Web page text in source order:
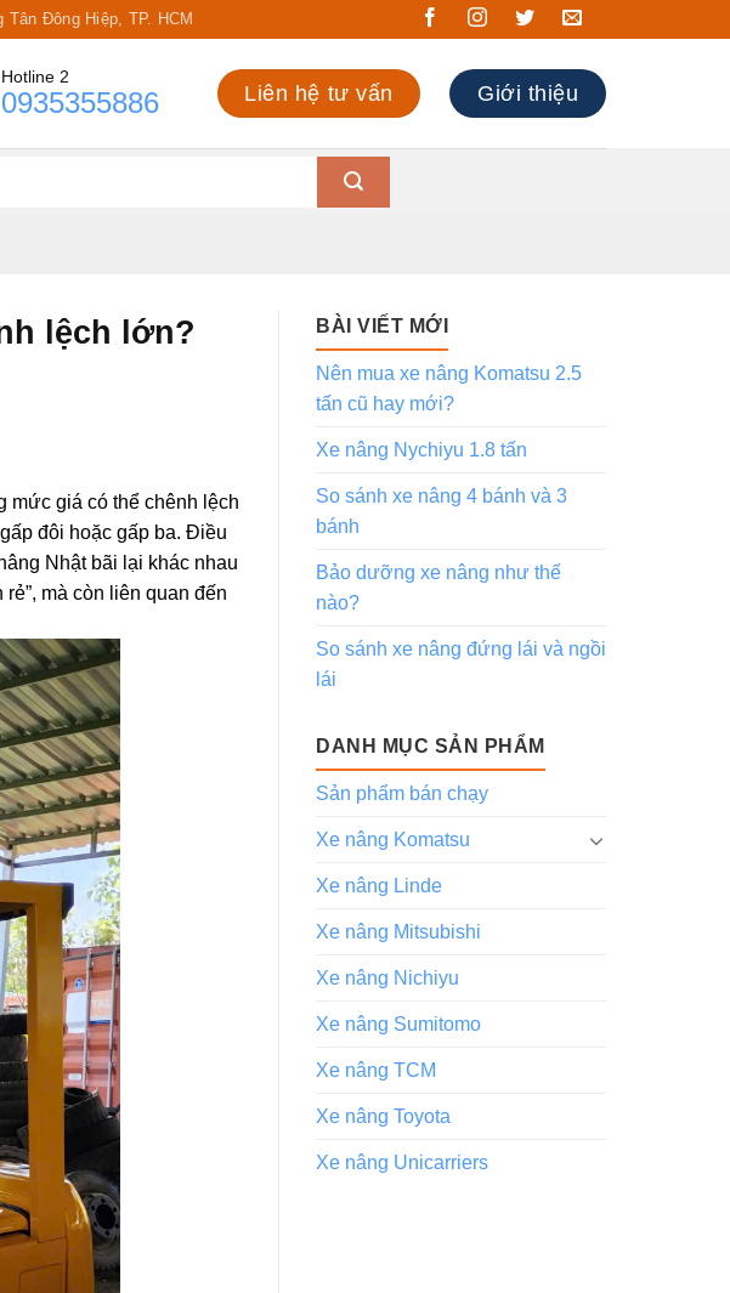
Đông Hiệp, TP. HCM
Hotline 2
0935355886 Liên hệ tư vấn Giới thiệu
lệch lớn?
mức giá có thể chênh lệch
đôi hoặc gấp ba. Điều
Nhật bãi lại khác nhau
mà còn liên quan đến
BÀI VIẾT MỚI
Nên mua xe nâng Komatsu 2.5
tấn cũ hay mới?
Xe nâng Nychiyu 1.8 tấn
So sánh xe nâng 4 bánh và 3
bánh
Bảo dưỡng xe nâng như thế
nào?
So sánh xe nâng đứng lái và ngồi
lái
DANH MỤC SẢN PHẨM
Sản phẩm bán chạy
Xe nâng Komatsu
Xe nâng Linde
Xe nâng Mitsubishi
Xe nâng Nichiyu
Xe nâng Sumitomo
Xe nâng TCM
Xe nâng Toyota
Xe nâng Unicarriers